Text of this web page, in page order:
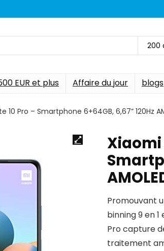
200
EUR et plus Affaire du jour blogs
10 Pro – Smartphone 6+64GB, 6,67” 120Hz
Xiaomi
Promouvant
binning 9 en
Pro capture
traitement